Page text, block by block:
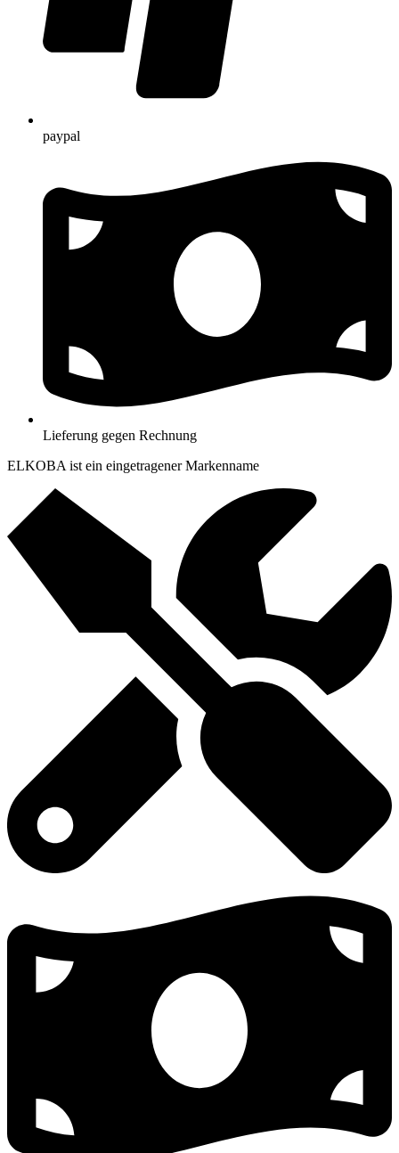
paypal
Lieferung gegen Rechnung
ELKOBA ist ein eingetragener Markenname